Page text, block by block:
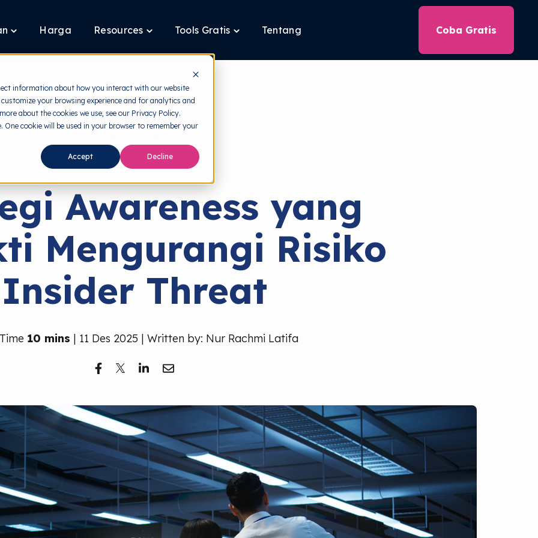
information about how you interact with our website
your browsing experience and for analytics and
about the cookies we use, see our Privacy Policy.
cookie will be used in your browser to remember your
Accept Decline
Toggle
Layanan
Harga Resources
Toggle
Resources
Tools Gratis
Toggle
Tools
Tentang Coba Gratis
Security Awareness
Awareness yang
Mengurangi Risiko
Insider Threat
10 mins | 11 Des 2025 | Written by: Nur Rachmi Latifa